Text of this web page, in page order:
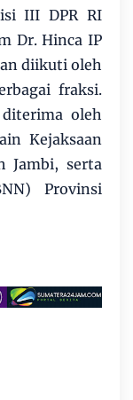
III DPR RI
Dr. Hinca IP
diikuti oleh
fraksi.
oleh
Kejaksaan
Jambi, serta
Provinsi